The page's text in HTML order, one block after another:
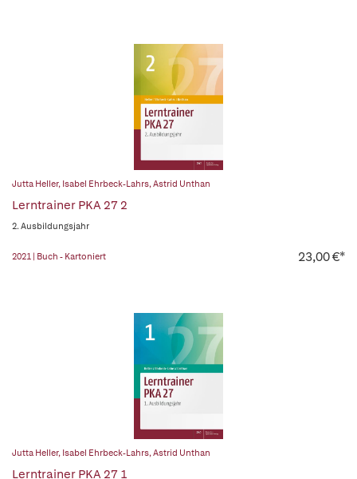
Jutta Heller, Isabel Ehrbeck-Lahrs,Astrid Unthan
Lerntrainer PKA 27 2
2. Ausbildungsjahr
2021 | Buch - Kartoniert 23,00 €*
Jutta Heller, Isabel Ehrbeck-Lahrs,Astrid Unthan
Lerntrainer PKA 27 1